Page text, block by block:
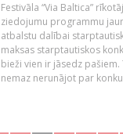
Festivāla “Via Baltica”
ziedojumu programmu
atbalstu dalībai
maksas starptautiskos
bieži vien ir jāsedz
nemaz nerunājot par